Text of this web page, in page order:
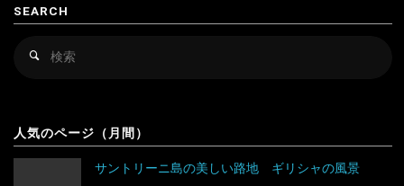
SEARCH
検
人気のページ（月間）
サントリーニ島の美しい路地 ギリシャの風景